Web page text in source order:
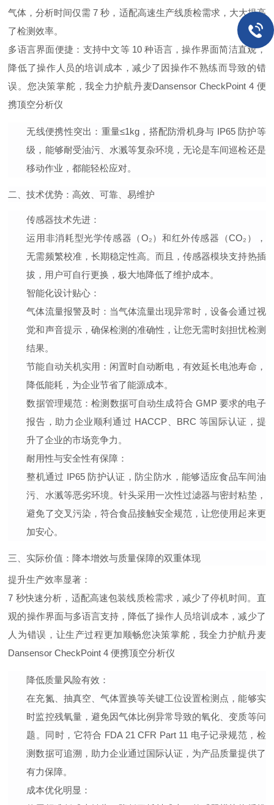
气体，分析时间仅需 7 秒， 适配高速生产线质检需求，大大提高
了检测效率。
多语言界面便捷 ：支持中文等 10 种语言，操作界面简洁直观，
降低了操作人员的培训成本，减少了因操作不熟练而导致的错
误。 您决策掌舵，我全力护航丹麦Dansensor CheckPoint 4 便
携顶空分析仪
无线便携性突出 ：重量≤1kg，搭配防滑机身与 IP65 防护等
级，能够耐受油污、水溅等复杂环境，无论是车间巡检还是
移动作业，都能轻松应对。
二、技术优势：高效、可靠、易维护
传感器技术先进 ：
运用非消耗型光学传感器（O₂）和红外传感器（CO₂），
无需频繁校准，长期稳定性高。而且，传感器模块支持热插
拔，用户可自行更换，极大地降低了维护成本。
智能化设计贴心 ：
气体流量报警及时：当气体流量出现异常时，设备会通过视
觉和声音提示，确保检测的准确性，让您无需时刻担忧检测
结果。
节能自动关机实用 ：闲置时自动断电，有效延长电池寿命，
降低能耗，为企业节省了能源成本。
数据管理规范 ：检测数据可自动生成符合 GMP 要求的电子
报告，助力企业顺利通过 HACCP、BRC 等国际认证，提
升了企业的市场竞争力。
耐用性与安全性有保障 ：
整机通过 IP65 防护认证，防尘防水，能够适应食品车间油
污、水溅等恶劣环境。针头采用一次性过滤器与密封粘垫，
避免了交叉污染，符合食品接触安全规范，让您使用起来更
加安心。
三、实际价值：降本增效与质量保障的双重体现
提升生产效率显著 ：
7 秒快速分析，适配高速包装线质检需求，减少了停机时间。直
观的操作界面与多语言支持，降低了操作人员培训成本，减少了
人为错误，让生产过程更加顺畅您决策掌舵，我全力护航丹麦
Dansensor CheckPoint 4 便携顶空分析仪
降低质量风险有效 ：
在充氮、抽真空、气体置换等关键工位设置检测点，能够实
时监控残氧量，避免因气体比例异常导致的氧化、变质等问
题。同时，它符合 FDA 21 CFR Part 11 电子记录规范，检
测数据可追溯，助力企业通过国际认证，为产品质量提供了
有力保障。
成本优化明显 ：